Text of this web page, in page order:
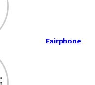
Fairphone